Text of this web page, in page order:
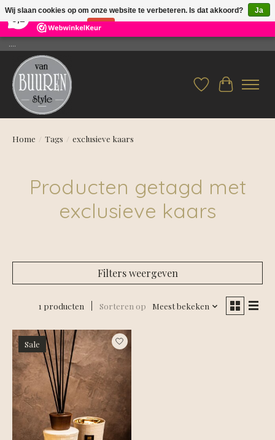
26 Reviews ×
....
Verlanglijst
Home / Tags / exclusieve kaars
Producten getagd met
exclusieve kaars
Filters weergeven
1 producten Sorteren op Meest bekeken
Sale
Wij slaan cookies op om onze website te verbeteren. Is dat akkoord?
Ja
Nee